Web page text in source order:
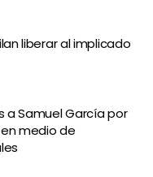
liberar al implicado
a Samuel García por
medio de